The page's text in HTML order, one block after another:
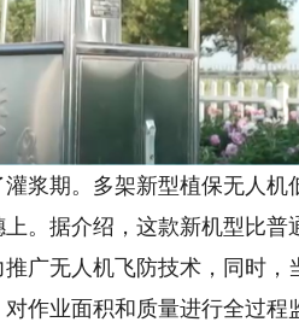
期。多架新型植保无人机
。据介绍，这款新机型比
广无人机飞防技术，同时，
作业面积和质量进行全过程